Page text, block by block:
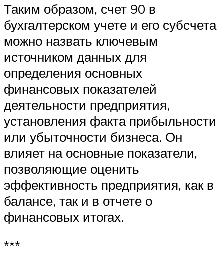
Таким образом, счет 90 в
бухгалтерском учете и его субсчета
можно назвать ключевым
источником данных для
определения основных
финансовых показателей
деятельности предприятия,
установления факта прибыльности
или убыточности бизнеса. Он
влияет на основные показатели,
позволяющие оценить
эффективность предприятия, как в
балансе, так и в отчете о
финансовых итогах.
***